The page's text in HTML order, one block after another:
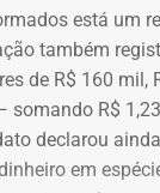
está um
também
de R$ 160 mil,
somando R$
declarou
em